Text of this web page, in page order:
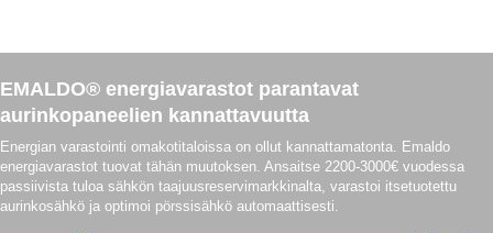
EMALDO® energiavarastot parantavat
aurinkopaneelien kannattavuutta
Energian varastointi omakotitaloissa on ollut kannattamatonta. Emaldo
energiavarastot tuovat tähän muutoksen. Ansaitse 2200-3000€ vuodessa
passiivista tuloa sähkön taajuusreservimarkkinalta, varastoi itsetuotettu
aurinkosähkö ja optimoi pörssisähkö automaattisesti.